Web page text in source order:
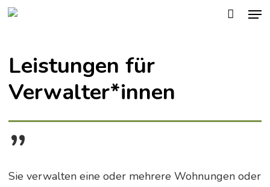
Skip
content
Leistungen für
Verwalter*innen
”
Sie verwalten eine oder mehrere Wohnungen oder